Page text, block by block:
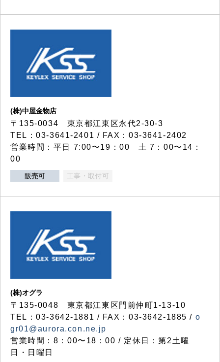
(株)中屋金物店
〒135-0034 東京都江東区永代2-30-3
TEL：03-3641-2401 / FAX：03-3641-2402
営業時間：平日 7:00〜19：00 土 7：00〜14：
00
販売可 工事・取付可
(株)オグラ
〒135-0048 東京都江東区門前仲町1-13-10
TEL：03-3642-1881 / FAX：03-3642-1885 / o
gr01@aurora.con.ne.jp
営業時間：8：00〜18：00 / 定休日：第2土曜
日・日曜日